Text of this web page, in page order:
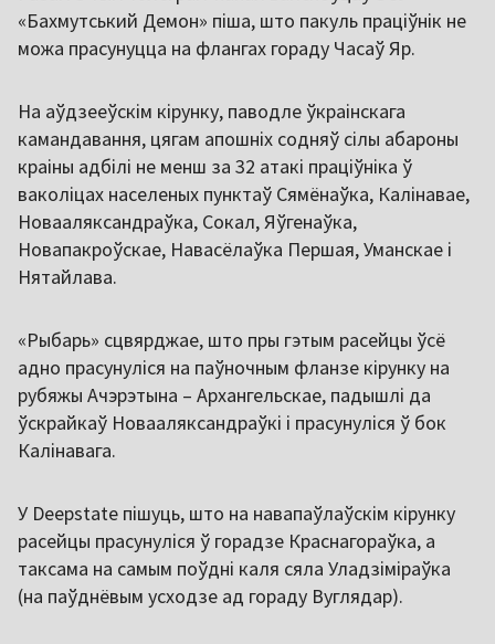
«Бахмутський Демон» піша, што пакуль праціўнік не
можа прасунуцца на флангах гораду Часаў Яр.
На аўдзееўскім кірунку, паводле ўкраінскага
камандавання, цягам апошніх содняў сілы абароны
краіны адбілі не менш за 32 атакі праціўніка ў
ваколіцах населеных пунктаў Сямёнаўка, Калінавае,
Новааляксандраўка, Сокал, Яўгенаўка,
Новапакроўскае, Навасёлаўка Першая, Уманскае і
Нятайлава.
«Рыбарь» сцвярджае, што пры гэтым расейцы ўсё
адно прасунуліся на паўночным фланзе кірунку на
рубяжы Ачэрэтына – Архангельскае, падышлі да
ўскрайкаў Новааляксандраўкі і прасунуліся ў бок
Калінавага.
У Deepstate пішуць, што на навапаўлаўскім кірунку
расейцы прасунуліся ў горадзе Краснагораўка, а
таксама на самым поўдні каля сяла Уладзіміраўка
(на паўднёвым усходзе ад гораду Вуглядар).